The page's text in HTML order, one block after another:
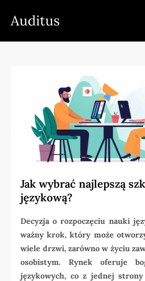
Auditus
Jak wybrać najlepszą
językową?
Decyzja o rozpoczęciu nauki
ważny krok, który może
wiele drzwi, zarówno w życiu
osobistym. Rynek oferuje
językowych, co z jednej